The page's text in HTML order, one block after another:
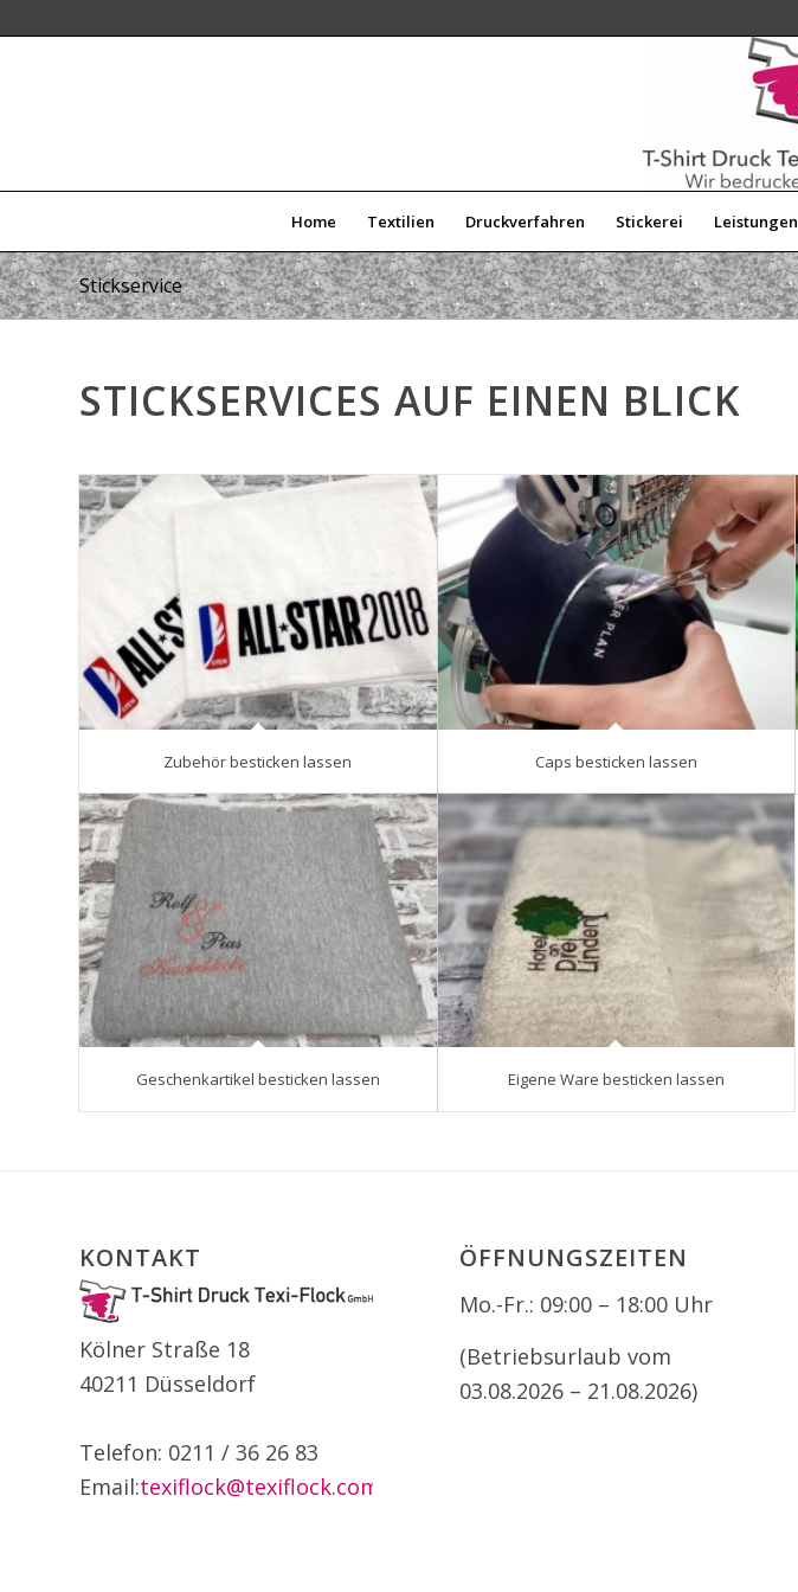
Home Textilien Druckverfahren Stickerei Leistungen
Stickservice
STICKSERVICES AUF EINEN BLICK
Zubehör besticken lassen Caps besticken lassen
Geschenkartikel besticken lassen Eigene Ware besticken lassen
KONTAKT
Kölner Straße 18
40211 Düsseldorf
Telefon: 0211 / 36 26 83
Email:texiflock@texiflock.com
ÖFFNUNGSZEITEN
Mo.-Fr.: 09:00 – 18:00 Uhr
(Betriebsurlaub vom
03.08.2026 – 21.08.2026)